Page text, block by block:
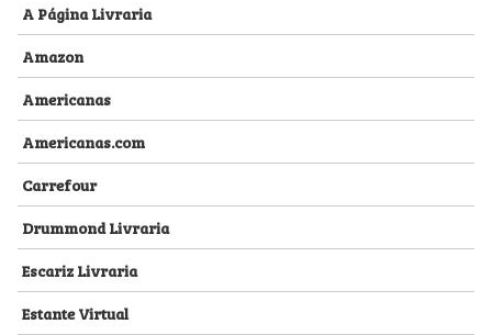
A Página Livraria
Amazon
Americanas
Americanas.com
Carrefour
Drummond Livraria
Escariz Livraria
Estante Virtual